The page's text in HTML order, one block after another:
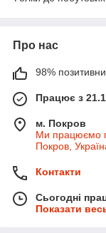
Про нас
98%
Працює з
м. Покров
Ми працюємо
Покров,
Контакти
Сьогодні
Показати